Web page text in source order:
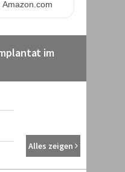
im
Alles zeigen